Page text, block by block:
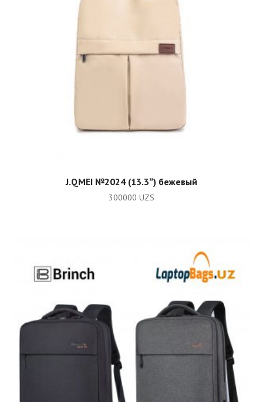
ADD TO CART
J.QMEI №2024 (13.3″) бежевый
300000 UZS